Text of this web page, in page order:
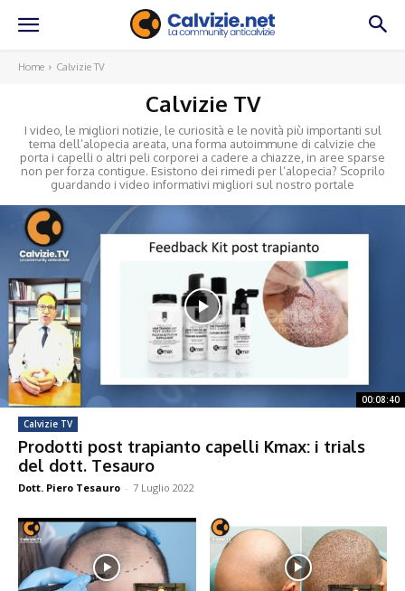
Home Calvizie TV
Calvizie TV
I video, le migliori notizie, le curiosità e le novità più importanti sul
tema dell’alopecia areata, una forma autoimmune di calvizie che
porta i capelli o altri peli corporei a cadere a chiazze, in aree sparse
non per forza contigue. Esistono dei rimedi per l’alopecia? Scoprilo
guardando i video informativi migliori sul nostro portale
00:08:40
Calvizie TV
Prodotti post trapianto capelli Kmax: i trials
del dott. Tesauro
Dott. Piero Tesauro - 7 Luglio 2022